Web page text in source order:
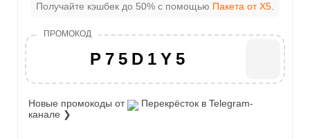
Получайте кэшбек до 50% с помощью Пакета от X5
P75D1Y5
Новые промокоды от Перекрёсток в Telegram-
канале ❯